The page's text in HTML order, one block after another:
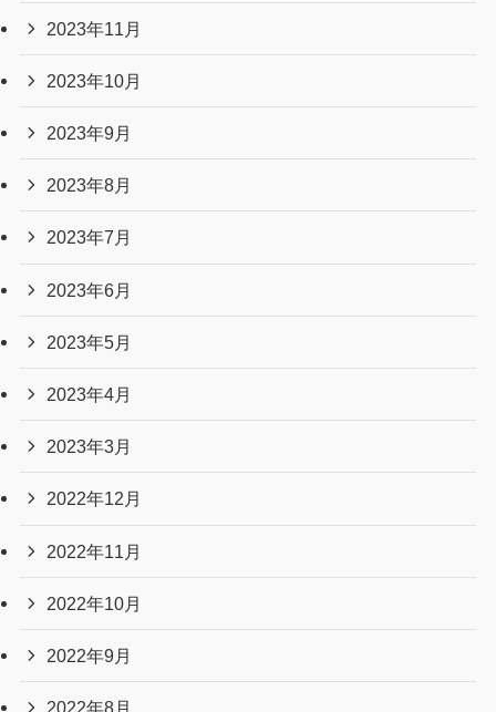
2023年11月
2023年10月
2023年9月
2023年8月
2023年7月
2023年6月
2023年5月
2023年4月
2023年3月
2022年12月
2022年11月
2022年10月
2022年9月
2022年8月